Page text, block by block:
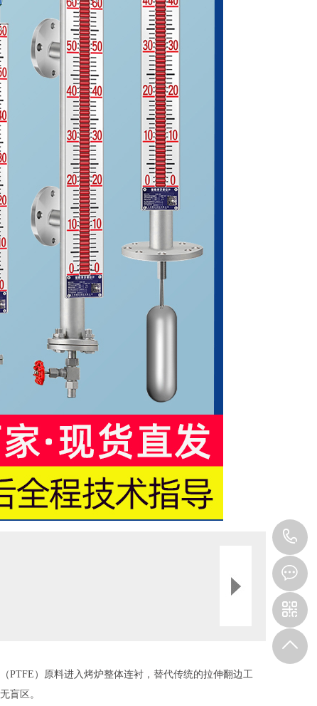
PTFE）原料进入烤炉整体连衬，替代传统的拉伸翻边工
盲区。